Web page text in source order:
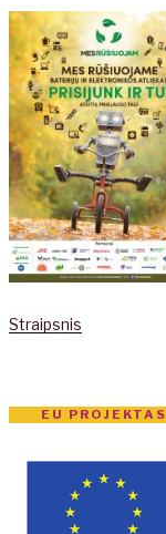
Straipsnis
EU PROJEKTAS